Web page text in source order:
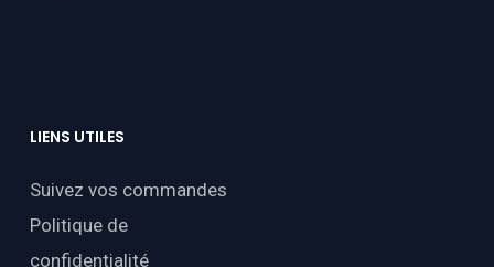
LIENS UTILES
Suivez vos commandes
Politique de
confidentialité